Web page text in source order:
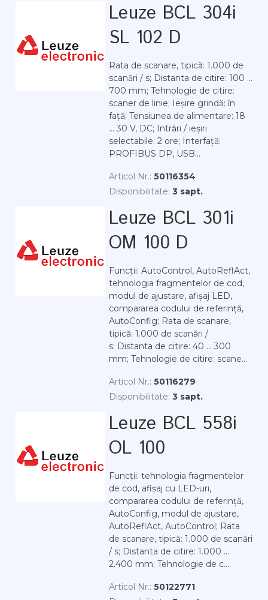
Leuze BCL 304i
SL 102 D
Rata de scanare, tipică: 1.000 de
scanări / s; Distanta de citire: 100 ...
700 mm; Tehnologie de citire:
scaner de linie; Ieșire grindă: în
față; Tensiunea de alimentare: 18
... 30 V, DC; Intrări / ieșiri
selectabile: 2 ore; Interfață:
PROFIBUS DP, USB...
Articol Nr.: 50116354
Disponibilitate: 3 sapt.
Leuze BCL 301i
OM 100 D
Funcții: AutoControl, AutoReflAct,
tehnologia fragmentelor de cod,
modul de ajustare, afișaj LED,
compararea codului de referință,
AutoConfig; Rata de scanare,
tipică: 1.000 de scanări /
s; Distanta de citire: 40 ... 300
mm; Tehnologie de citire: scane...
Articol Nr.: 50116279
Disponibilitate: 3 sapt.
Leuze BCL 558i
OL 100
Funcții: tehnologia fragmentelor
de cod, afișaj cu LED-uri,
compararea codului de referință,
AutoConfig, modul de ajustare,
AutoReflAct, AutoControl; Rata
de scanare, tipică: 1.000 de scanări
/ s; Distanta de citire: 1.000 ...
2.400 mm; Tehnologie de c...
Articol Nr.: 50122771